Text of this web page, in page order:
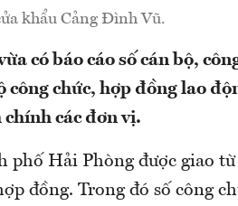
khẩu Cảng Đình Vũ.
có báo cáo số cán bộ,
công chức, hợp đồng lao
các đơn vị.
phố Hải Phòng được giao
đồng. Trong đó số công